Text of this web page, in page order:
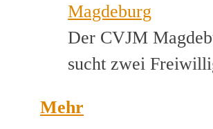
Magdeburg
Der CVJM
sucht zwei
Mehr